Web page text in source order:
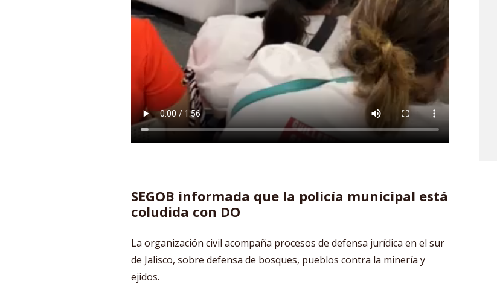
SEGOB informada que la policía municipal está
coludida con DO
La organización civil acompaña procesos de defensa jurídica en el sur
de Jalisco, sobre defensa de bosques, pueblos contra la minería y
ejidos.